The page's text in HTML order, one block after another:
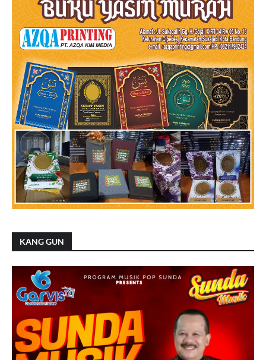
KANG GUN